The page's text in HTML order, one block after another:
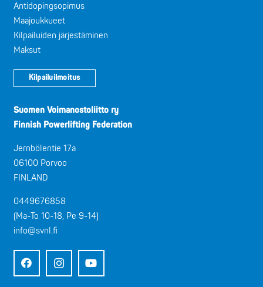
Antidopingsopimus
Maajoukkueet
Kilpailuiden järjestäminen
Maksut
Kilpailuilmoitus
Suomen Voimanostoliitto ry
Finnish Powerlifting Federation
Jernbölentie 17a
06100 Porvoo
FINLAND
0449676858
(Ma-To 10-18, Pe 9-14)
info@svnl.fi